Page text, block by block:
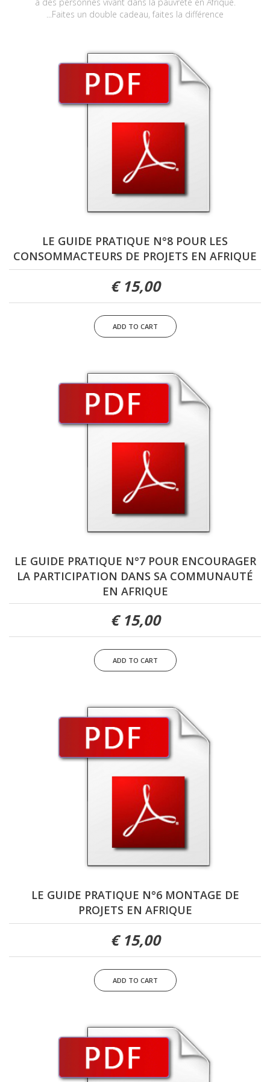
à des personnes vivant dans la pauvreté en Afrique.
Faites un double cadeau, faites la différence...
LE GUIDE PRATIQUE N°8 POUR LES
CONSOMMACTEURS DE PROJETS EN AFRIQUE
15,00 €
LE GUIDE PRATIQUE N°7 POUR ENCOURAGER
LA PARTICIPATION DANS SA COMMUNAUTÉ
EN AFRIQUE
15,00 €
LE GUIDE PRATIQUE N°6 MONTAGE DE
PROJETS EN AFRIQUE
15,00 €